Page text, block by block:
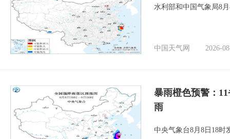
水利部和中国气象局8
中国天气网 2026-
暴雨橙色预警：
雨
中央气象台8月8日18时